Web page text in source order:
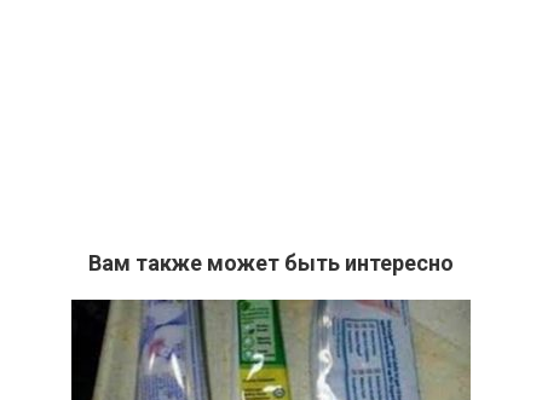
Вам также может быть интересно